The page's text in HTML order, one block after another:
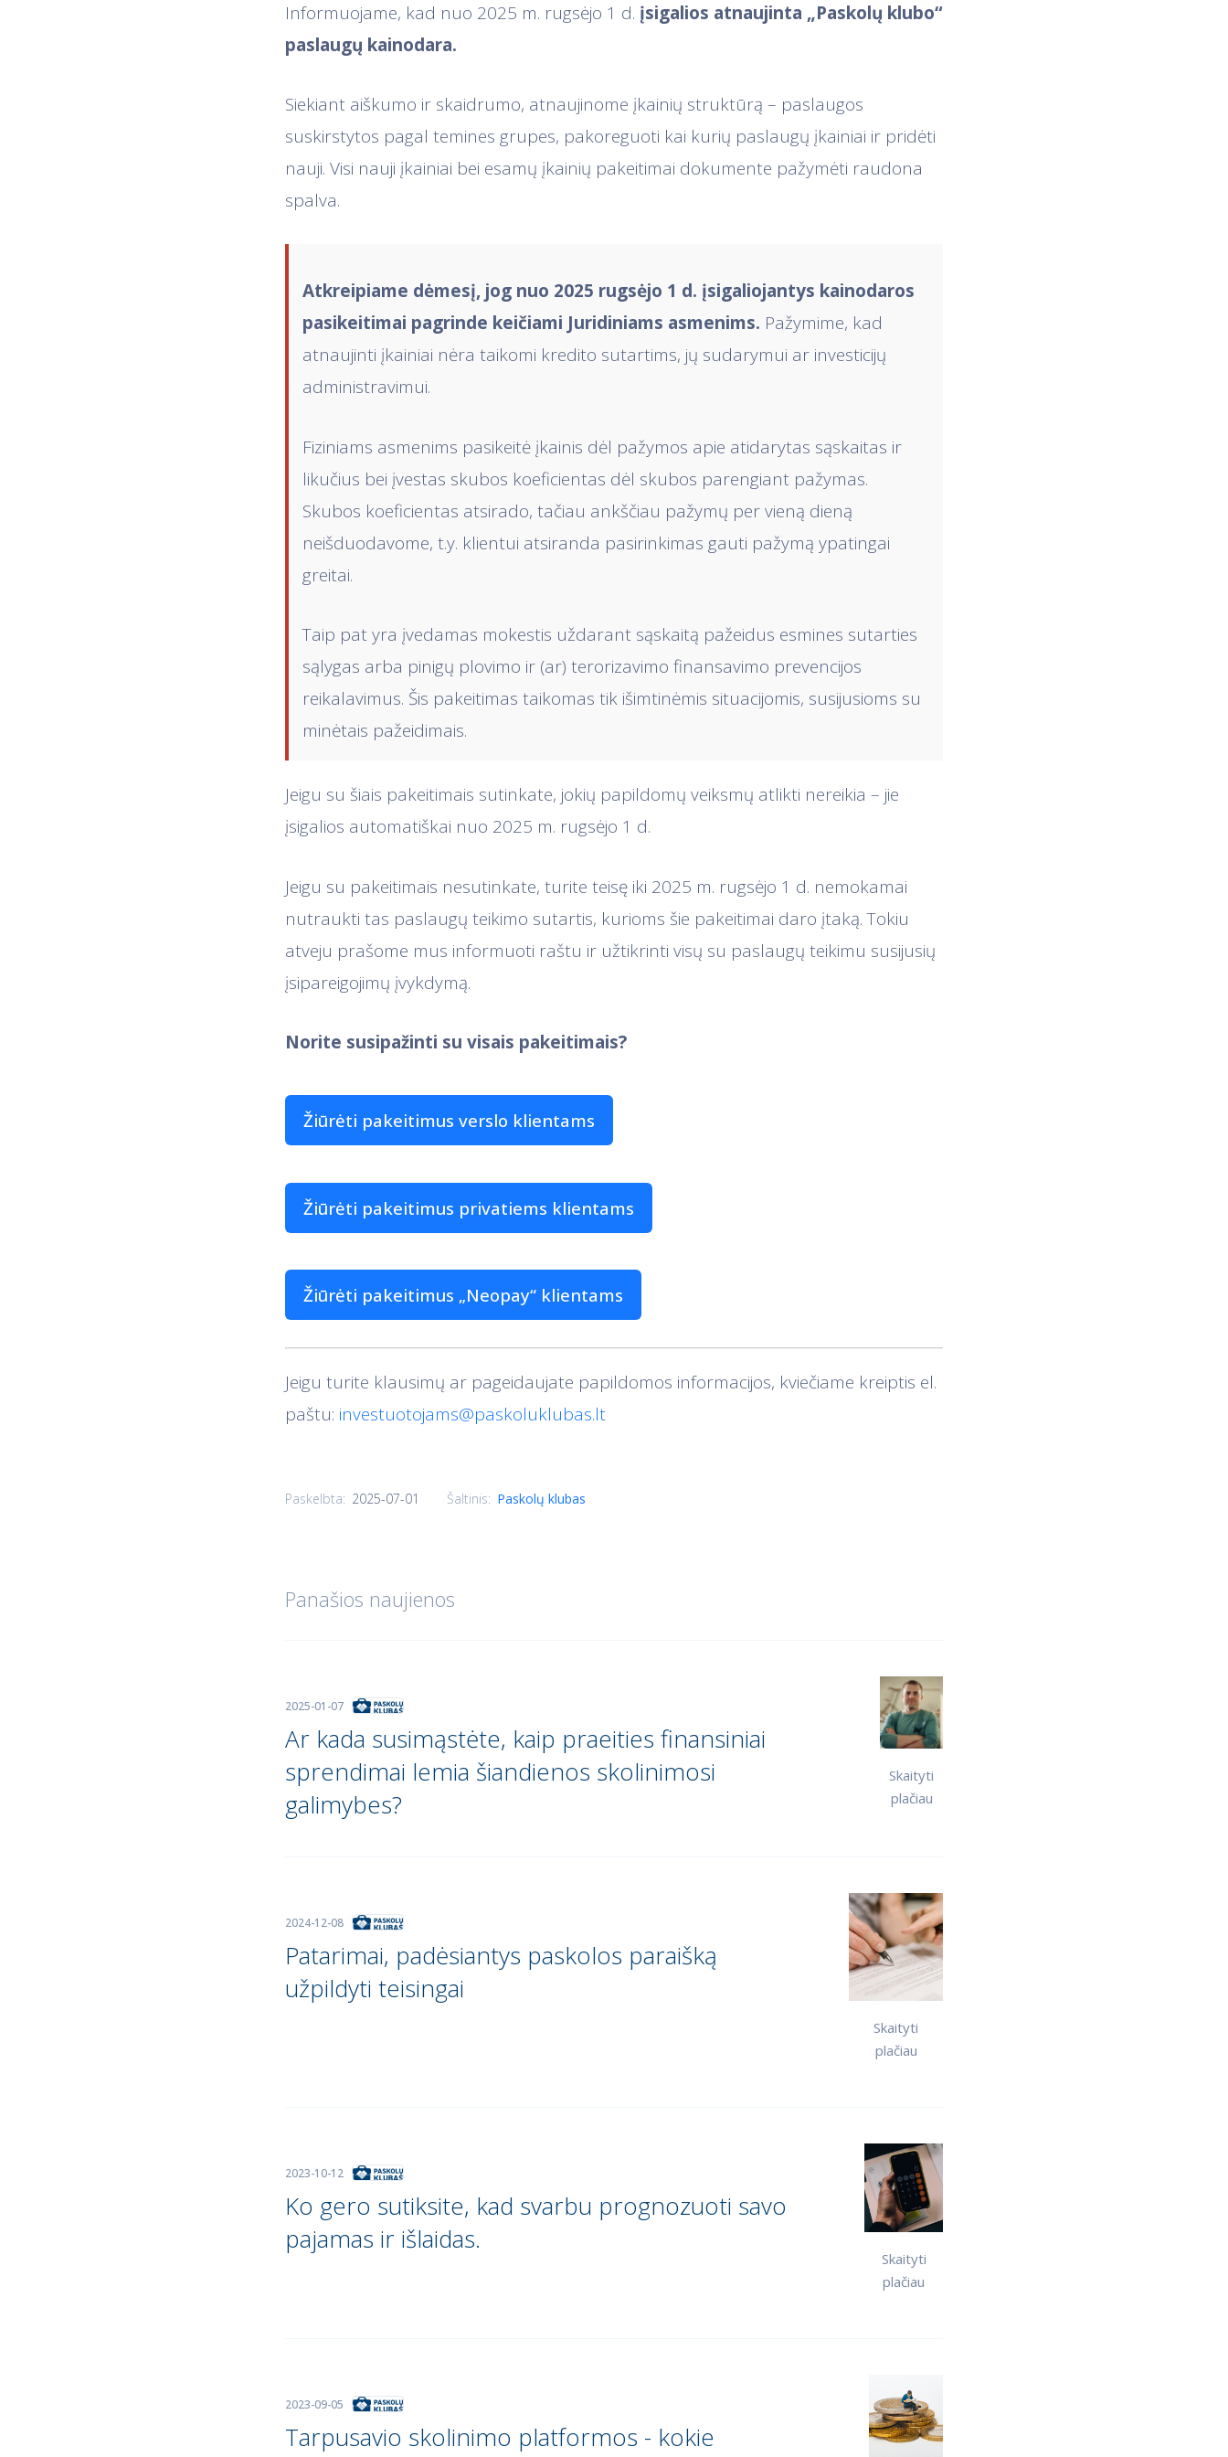
Informuojame, kad nuo 2025 m. rugsėjo 1 d. įsigalios atnaujinta „Paskolų klubo“
paslaugų kainodara.
Siekiant aiškumo ir skaidrumo, atnaujinome įkainių struktūrą – paslaugos
suskirstytos pagal temines grupes, pakoreguoti kai kurių paslaugų įkainiai ir pridėti
nauji. Visi nauji įkainiai bei esamų įkainių pakeitimai dokumente pažymėti raudona
spalva.
Atkreipiame dėmesį, jog nuo 2025 rugsėjo 1 d. įsigaliojantys kainodaros
pasikeitimai pagrinde keičiami Juridiniams asmenims. Pažymime, kad
atnaujinti įkainiai nėra taikomi kredito sutartims, jų sudarymui ar investicijų
administravimui.
Fiziniams asmenims pasikeitė įkainis dėl pažymos apie atidarytas sąskaitas ir
likučius bei įvestas skubos koeficientas dėl skubos parengiant pažymas.
Skubos koeficientas atsirado, tačiau ankščiau pažymų per vieną dieną
neišduodavome, t.y. klientui atsiranda pasirinkimas gauti pažymą ypatingai
greitai.
Taip pat yra įvedamas mokestis uždarant sąskaitą pažeidus esmines sutarties
sąlygas arba pinigų plovimo ir (ar) terorizavimo finansavimo prevencijos
reikalavimus. Šis pakeitimas taikomas tik išimtinėmis situacijomis, susijusioms su
minėtais pažeidimais.
Jeigu su šiais pakeitimais sutinkate, jokių papildomų veiksmų atlikti nereikia – jie
įsigalios automatiškai nuo 2025 m. rugsėjo 1 d.
Jeigu su pakeitimais nesutinkate, turite teisę iki 2025 m. rugsėjo 1 d. nemokamai
nutraukti tas paslaugų teikimo sutartis, kurioms šie pakeitimai daro įtaką. Tokiu
atveju prašome mus informuoti raštu ir užtikrinti visų su paslaugų teikimu susijusių
įsipareigojimų įvykdymą.
Norite susipažinti su visais pakeitimais?
Žiūrėti pakeitimus verslo klientams
Žiūrėti pakeitimus privatiems klientams
Žiūrėti pakeitimus „Neopay“ klientams
Jeigu turite klausimų ar pageidaujate papildomos informacijos, kviečiame kreiptis el.
paštu: investuotojams@paskoluklubas.lt
Paskelbta: 2025-07-01 Šaltinis: Paskolų klubas
Panašios naujienos
2025-01-07
Ar kada susimąstėte, kaip praeities finansiniai
sprendimai lemia šiandienos skolinimosi
galimybes?
Skaityti
plačiau
2024-12-08
Patarimai, padėsiantys paskolos paraišką
užpildyti teisingai
Skaityti
plačiau
2023-10-12
Ko gero sutiksite, kad svarbu prognozuoti savo
pajamas ir išlaidas.
Skaityti
plačiau
2023-09-05
Tarpusavio skolinimo platformos - kokie